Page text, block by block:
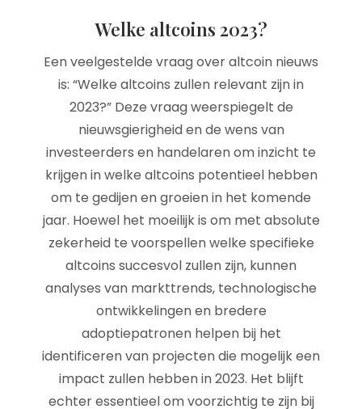
Welke altcoins 2023?
Een veelgestelde vraag over altcoin nieuws
is: “Welke altcoins zullen relevant zijn in
2023?” Deze vraag weerspiegelt de
nieuwsgierigheid en de wens van
investeerders en handelaren om inzicht te
krijgen in welke altcoins potentieel hebben
om te gedijen en groeien in het komende
jaar. Hoewel het moeilijk is om met absolute
zekerheid te voorspellen welke specifieke
altcoins succesvol zullen zijn, kunnen
analyses van markttrends, technologische
ontwikkelingen en bredere
adoptiepatronen helpen bij het
identificeren van projecten die mogelijk een
impact zullen hebben in 2023. Het blijft
echter essentieel om voorzichtig te zijn bij